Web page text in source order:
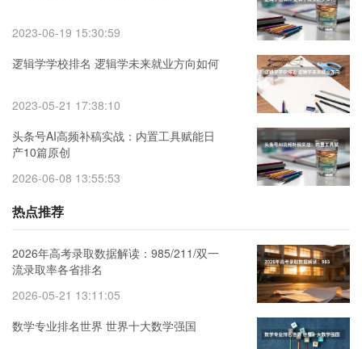
2023-06-19 15:30:59
逻辑学学校排名 逻辑学未来就业方向如何
2023-05-21 17:38:10
头条号AI高频补稿实战：内置工具赋能日
产10篇原创
2026-06-08 13:55:53
热点推荐
2026年高考录取数据解读：985/211/双一
流录取率各省排名
2026-05-21 13:11:05
数学专业排名世界 世界十大数学强国